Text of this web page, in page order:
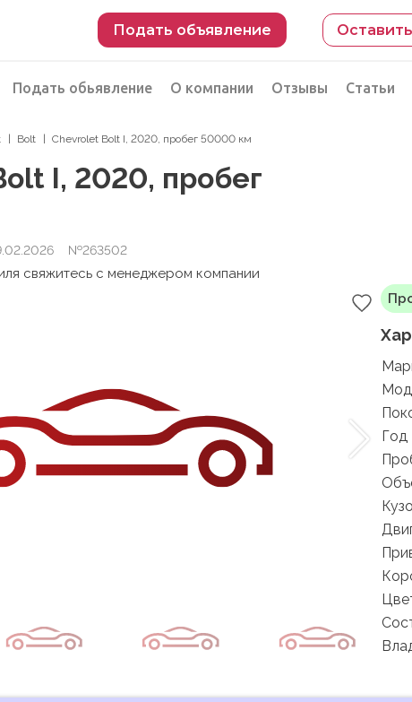
Подать объявление
из Российской Федерации
из Европы
перед покупкой
Подать обьявление
о продаже
О компании Отзывы Статьи
Bolt Chevrolet Bolt I, 2020, пробег 50000 км
I, 2020, пробег
№263502
свяжитесь с менеджером компании
Год